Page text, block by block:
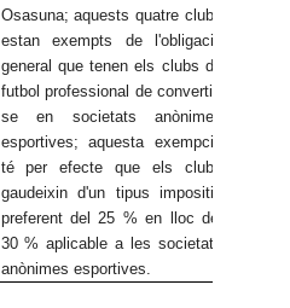
Osasuna; aquests quatre clubs
estan exempts de l'obligació
general que tenen els clubs de
futbol professional de convertir-
se en societats anònimes
esportives; aquesta exempció
té per efecte que els clubs
gaudeixin d'un tipus impositiu
preferent del 25 % en lloc del
30 % aplicable a les societats
anònimes esportives.